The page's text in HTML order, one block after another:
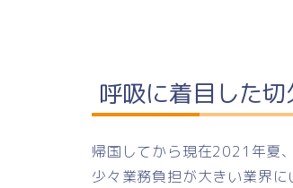
呼吸に着目した切
帰国してから現在2021年夏
少々業務負担が大きい業界